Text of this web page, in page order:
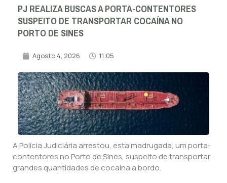
PJ REALIZA BUSCAS A PORTA-CONTENTORES
SUSPEITO DE TRANSPORTAR COCAÍNA NO
PORTO DE SINES
Agosto 4, 2026 11:05
A Polícia Judiciária arrestou, esta madrugada, um porta-
contentores no Porto de Sines, suspeito de transportar
grandes quantidades de cocaína a bordo.